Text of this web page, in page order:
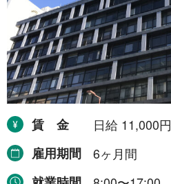
賃金
日給 11,000円
雇用期間
6ヶ月間